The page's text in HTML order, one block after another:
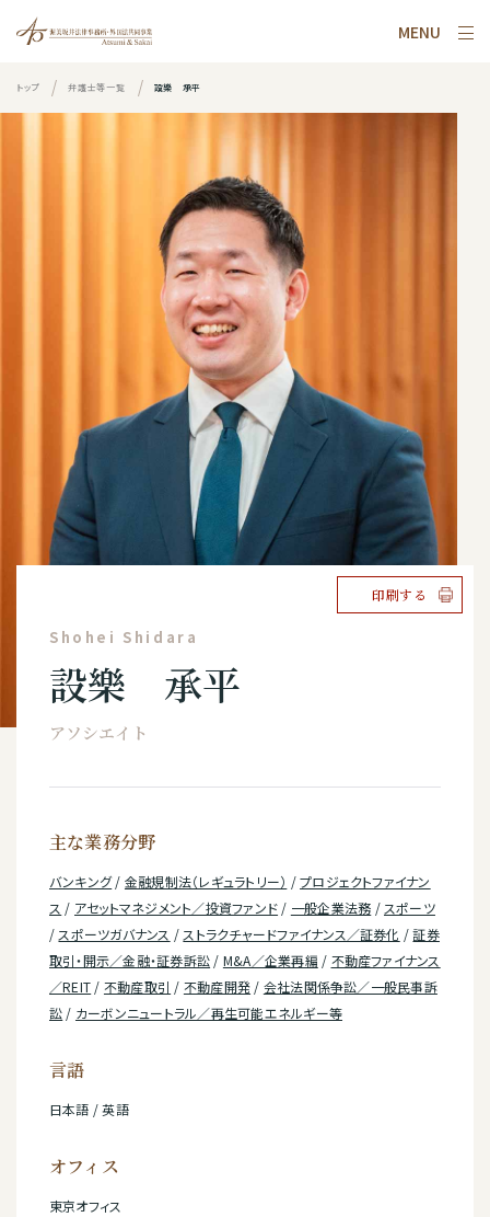
MENU
トップ 弁護士等一覧 設樂 承平
印刷する
Shohei Shidara
設樂 承平
アソシエイト
主な業務分野
バンキング/ 金融規制法（レギュラトリー） /プロジェクトファイナン
ス / アセットマネジメント／投資ファンド / 一般企業法務 / スポーツ
/ スポーツガバナンス / ストラクチャードファイナンス／証券化 /証券
取引・開示／金融・証券訴訟 / M&A／企業再編 / 不動産ファイナンス
／REIT / 不動産取引 / 不動産開発 / 会社法関係争訟／一般民事訴
訟 / カーボンニュートラル／再生可能エネルギー等
言語
日本語 / 英語
オフィス
東京オフィス